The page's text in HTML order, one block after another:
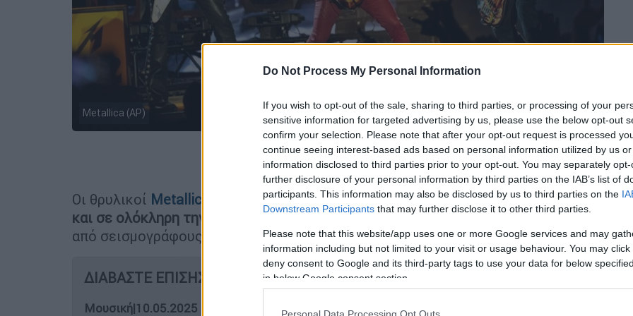
Do Not Process My Personal Information
If you wish to opt-out of the sale, sharing to third parties, or processing of your
sensitive information for targeted advertising by us, please use the below opt-out
confirm your selection. Please note that after your opt-out request is processed
continue seeing interest-based ads based on personal information utilized by us
information disclosed to third parties prior to your opt-out. You may separately
further disclosure of your personal information by third parties on the IAB’s list of
participants. This information may also be disclosed by us to third parties on the
Downstream Participants that may further disclose it to other third parties.
Please note that this website/app uses one or more Google services and may
information including but not limited to your visit or usage behaviour. You may
deny consent to Google and its third-party tags to use your data for below
in below Google consent section.
Metallica (AP)
Προσθέστε το ΕΘΝΟΣ στη Google
Οι θρυλικοί Metallica
προκάλεσαν μεγάλο σεισμό όχι μόνο στην Βιρτζίνια αλλά
και σε ολόκληρη την Γη
, προκαλώντας μικρή σεισμική δόνηση όπως καταγράφηκε
από σεισμογράφους.
ΔΙΑΒΑΣΤΕ ΕΠΙΣΗΣ
Μουσική|10.05.2025 11:01